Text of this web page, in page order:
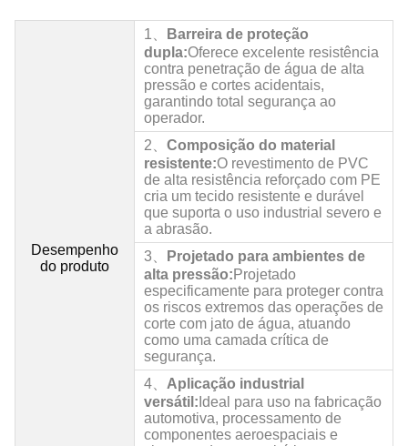
Desempenho
do produto
1、
Barreira de proteção
dupla:Oferece excelente resistência
contra penetração de água de alta
pressão e cortes acidentais,
garantindo total segurança ao
operador.
2、 Composição do material
resistente:O revestimento de PVC
de alta resistência reforçado com PE
cria um tecido resistente e durável
que suporta o uso industrial severo e
a abrasão.
3、
Projetado para ambientes de
alta pressão: Projetado
especificamente para proteger contra
os riscos extremos das operações de
corte com jato de água, atuando
como uma camada crítica de
segurança.
4、 Aplicação industrial
versátil: Ideal para uso na fabricação
automotiva, processamento de
componentes aeroespaciais e